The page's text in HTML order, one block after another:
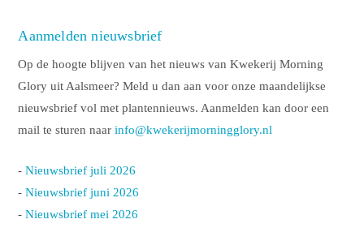
Aanmelden nieuwsbrief
Op de hoogte blijven van het nieuws van Kwekerij Morning
Glory uit Aalsmeer? Meld u dan aan voor onze maandelijkse
nieuwsbrief vol met plantennieuws. Aanmelden kan door een
mail te sturen naarinfo@kwekerijmorningglory.nl
-Nieuwsbrief juli 2026
-Nieuwsbrief juni 2026
-Nieuwsbrief mei 2026